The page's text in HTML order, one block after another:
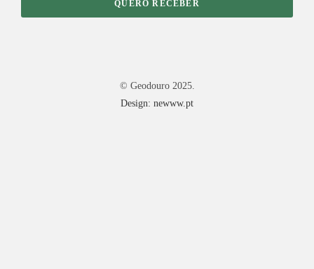
QUERO RECEBER
© Geodouro 2025.
Design: newww.pt